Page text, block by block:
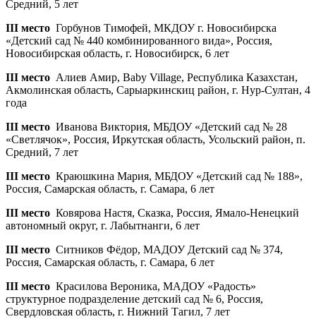
Средний, 5 лет
III место Горбунов Тимофей, МКДОУ г. Новосибирска
«Детский сад № 440 комбинированного вида», Россия,
Новосибирская область, г. Новосибирск, 6 лет
III место Алиев Амир, Baby Village, Республика Казахстан,
Акмолинская область, Сарыаркинскиц район, г. Нур-Султан, 4
года
III место Иванова Виктория, МБДОУ «Детский сад № 28
«Светлячок», Россия, Иркутская область, Усольский район, п.
Средний, 7 лет
III место Краюшкина Мария, МБДОУ «Детский сад № 188»,
Россия, Самарская область, г. Самара, 6 лет
III место Ковярова Настя, Сказка, Россия, Ямало-Ненецкий
автономный округ, г. Лабытнанги, 6 лет
III место Ситников Фёдор, МАДОУ Детский сад № 374,
Россия, Самарская область, г. Самара, 6 лет
III место Красилова Вероника, МАДОУ «Радость»
структурное подразделение детский сад № 6, Россия,
Свердловская область, г. Нижний Тагил, 7 лет